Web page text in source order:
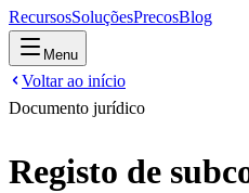
RecursosSoluçõesPrecosBlog
Menu
Voltar ao início
Documento jurídico
Registo de